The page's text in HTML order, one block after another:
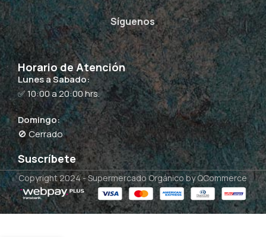
Síguenos
Horario de Atención
Lunes a Sabado:
✅ 10:00 a 20:00 hrs.
Domingo:
🚫 Cerrado
Suscríbete
Copyright 2024 -Supermercado Orgánico by QCommerce